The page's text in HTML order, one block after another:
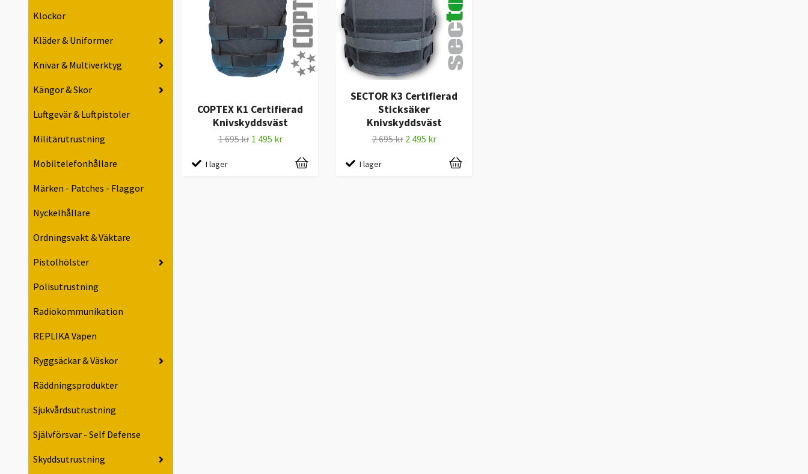
Klockor
Kläder & Uniformer
Knivar & Multiverktyg
Kängor & Skor
Luftgevär & Luftpistoler
Militärutrustning
Mobiltelefonhållare
Märken - Patches - Flaggor
Nyckelhållare
Ordningsvakt & Väktare
Pistolhölster
Polisutrustning
Radiokommunikation
REPLIKA Vapen
Ryggsäckar & Väskor
Räddningsprodukter
Sjukvårdsutrustning
Självförsvar - Self Defense
Skyddsutrustning
COPTEX K1 Certifierad
Knivskyddsväst
1 695 kr 1 495 kr
I lager
SECTOR K3 Certifierad
Sticksäker
Knivskyddsväst
2 695 kr 2 495 kr
I lager